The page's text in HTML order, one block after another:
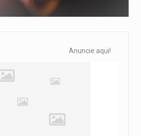
Anuncie aqui!